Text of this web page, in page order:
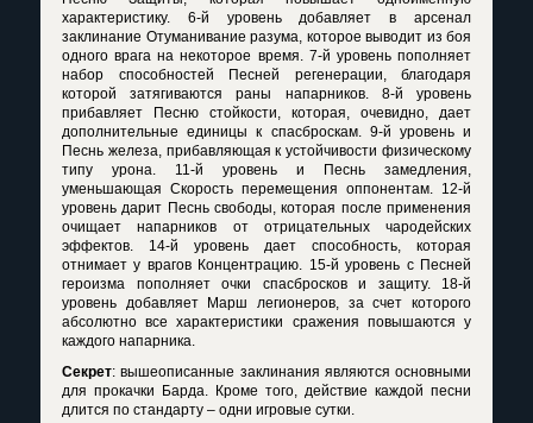
характеристику. 6-й уровень добавляет в арсенал
заклинание Отуманивание разума, которое выводит из боя
одного врага на некоторое время. 7-й уровень пополняет
набор способностей Песней регенерации, благодаря
которой затягиваются раны напарников. 8-й уровень
прибавляет Песню стойкости, которая, очевидно, дает
дополнительные единицы к спасброскам. 9-й уровень и
Песнь железа, прибавляющая к устойчивости физическому
типу урона. 11-й уровень и Песнь замедления,
уменьшающая Скорость перемещения оппонентам. 12-й
уровень дарит Песнь свободы, которая после применения
очищает напарников от отрицательных чародейских
эффектов. 14-й уровень дает способность, которая
отнимает у врагов Концентрацию. 15-й уровень с Песней
героизма пополняет очки спасбросков и защиту. 18-й
уровень добавляет Марш легионеров, за счет которого
абсолютно все характеристики сражения повышаются у
каждого напарника.
Секрет: вышеописанные заклинания являются основными
для прокачки Барда. Кроме того, действие каждой песни
длится по стандарту – одни игровые сутки.